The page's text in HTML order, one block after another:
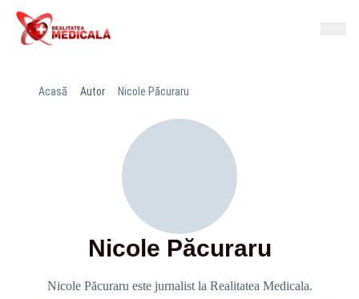
Acasă Autor Nicole Păcuraru
Nicole Păcuraru
Nicole Păcuraru este jurnalist la Realitatea Medicala.